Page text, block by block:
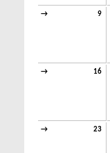
→ 9
→ 16
→ 23